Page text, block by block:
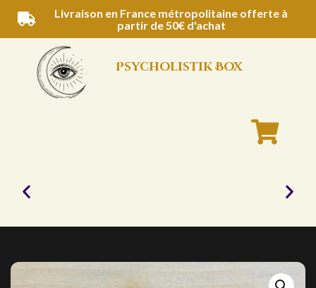
Aller
Livraison en France métropolitaine offerte à
partir de 50€ d'achat
Psycholistik Box
Bougies
naturelles